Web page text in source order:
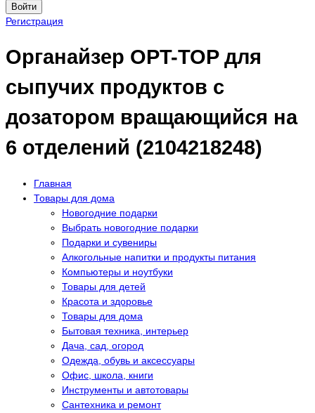
Войти
Регистрация
Органайзер OPT-TOP для
сыпучих продуктов с
дозатором вращающийся на
6 отделений (2104218248)
Главная
Товары для дома
Новогодние подарки
Выбрать новогодние подарки
Подарки и сувениры
Алкогольные напитки и продукты питания
Компьютеры и ноутбуки
Товары для детей
Красота и здоровье
Товары для дома
Бытовая техника, интерьер
Дача, сад, огород
Одежда, обувь и аксессуары
Офис, школа, книги
Инструменты и автотовары
Сантехника и ремонт